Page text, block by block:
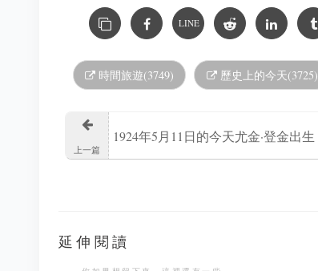
LINE
時間旅遊(3749) 歷史上的今天(3725)
上一篇
1924年5月11日的今天尤金·登金出生
延伸閱讀